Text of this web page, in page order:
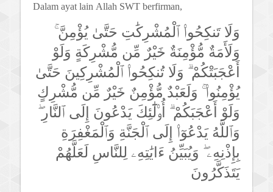
Dalam ayat lain Allah SWT berfirman,
وَلَا تَنكِحُوا۟ ٱلْمُشْرِكَٰتِ حَتَّىٰ يُؤْمِنَّ ۚ
وَلَأَمَةٌ مُّؤْمِنَةٌ خَيْرٌ مِّن مُّشْرِكَةٍ وَلَوْ
أَعْجَبَتْكُمْ ۗ وَلَا تُنكِحُوا۟ ٱلْمُشْرِكِينَ حَتَّىٰ
يُؤْمِنُوا۟ ۚ وَلَعَبْدٌ مُّؤْمِنٌ خَيْرٌ مِّن مُّشْرِكٍ
وَلَوْ أَعْجَبَكُمْ ۗ أُو۟لَٰٓئِكَ يَدْعُونَ إِلَى ٱلنَّارِ ۖ
وَٱللَّهُ يَدْعُوٓا۟ إِلَى ٱلْجَنَّةِ وَٱلْمَغْفِرَةِ
بِإِذْنِهِۦ ۖ وَيُبَيِّنُ ءَايَٰتِهِۦ لِلنَّاسِ لَعَلَّهُمْ
يَتَذَكَّرُونَ